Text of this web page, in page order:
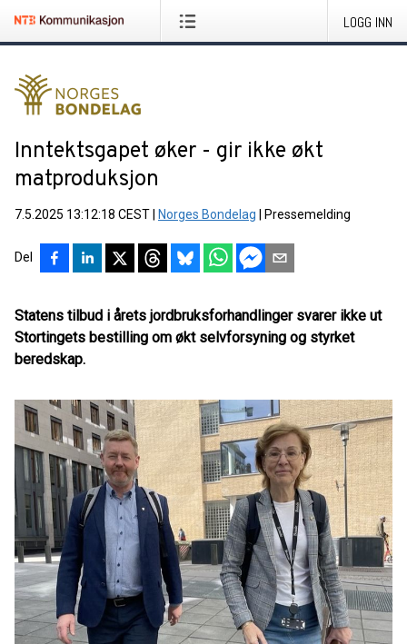
LOGG INN
Inntektsgapet øker - gir ikke økt
matproduksjon
7.5.2025 13:12:18 CEST Norges Bondelag Pressemelding
Del
Statens tilbud i årets jordbruksforhandlinger svarer ikke ut
Stortingets bestilling om økt selvforsyning og styrket
beredskap.